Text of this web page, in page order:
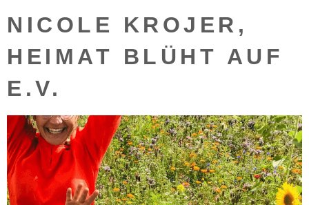
NICOLE KROJER,
HEIMAT BLÜHT AUF
E.V.